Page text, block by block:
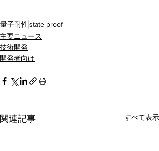
量子耐性state proof
主要ニュース
技術開発
開発者向け
関連記事 すべて表示